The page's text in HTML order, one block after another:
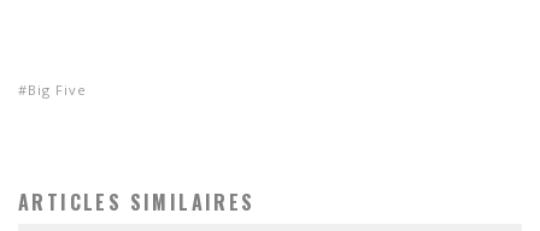
Big Five
ARTICLES SIMILAIRES